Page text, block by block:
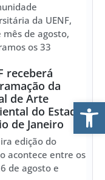
da UENF,
mês de agosto,
os 33
receberá
da
de Arte
do Estado
de Janeiro
edição do
acontece entre os
de agosto e